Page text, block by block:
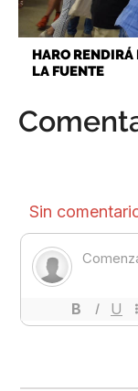
HARO
LA FUENTE